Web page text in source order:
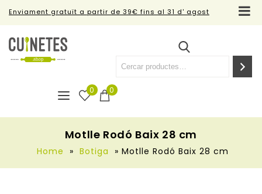
Enviament gratuït a partir de 39€ fins al 31 d' agost
0
0
Motlle Rodó Baix 28 cm
Home » Botiga » Motlle Rodó Baix 28 cm